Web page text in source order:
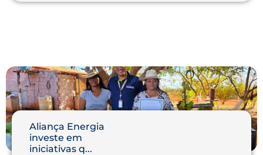
Aliança Energia
investe em
iniciativas q...